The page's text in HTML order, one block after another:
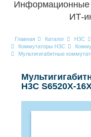
Информационные
ИТ-
Главная Каталог H3C
Коммутаторы H3C
Мультигигабитные
H3C S6520X-